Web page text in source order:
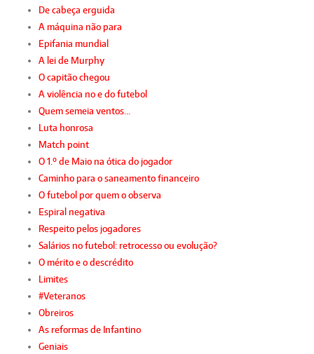
De cabeça erguida
A máquina não para
Epifania mundial
A lei de Murphy
O capitão chegou
A violência no e do futebol
Quem semeia ventos…
Luta honrosa
Match point
O 1.º de Maio na ótica do jogador
Caminho para o saneamento financeiro
O futebol por quem o observa
Espiral negativa
Respeito pelos jogadores
Salários no futebol: retrocesso ou evolução?
O mérito e o descrédito
Limites
#Veteranos
Obreiros
As reformas de Infantino
Geniais